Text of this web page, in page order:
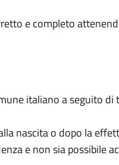
e completo
italiano a seguito
nascita o dopo la
e non sia possibile